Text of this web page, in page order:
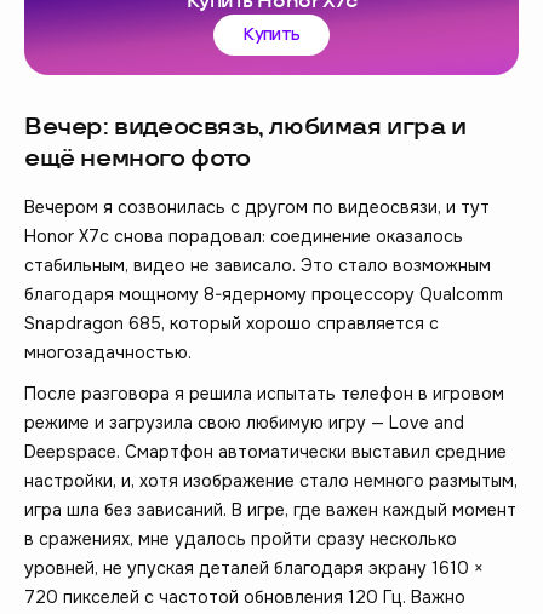
Купить
Вечер: видеосвязь, любимая игра и
ещё немного фото
Вечером я созвонилась с другом по видеосвязи, и тут
Honor X7c снова порадовал: соединение оказалось
стабильным, видео не зависало. Это стало возможным
благодаря мощному 8-ядерному процессору Qualcomm
Snapdragon 685, который хорошо справляется с
многозадачностью.
После разговора я решила испытать телефон в игровом
режиме и загрузила свою любимую игру — Love and
Deepspace. Смартфон автоматически выставил средние
настройки, и, хотя изображение стало немного размытым,
игра шла без зависаний. В игре, где важен каждый момент
в сражениях, мне удалось пройти сразу несколько
уровней, не упуская деталей благодаря экрану 1610 ×
720 пикселей с частотой обновления 120 Гц. Важно